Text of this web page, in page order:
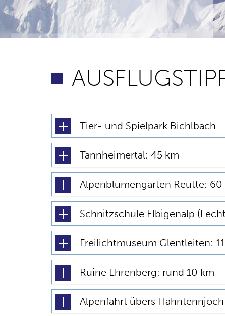
Tier- und Spielpark Bichlbach
Tannheimertal: 45 km
Alpenblumengarten Reutte: 60
Schnitzschule Elbigenalp
Freilichtmuseum Glentleiten:
Ruine Ehrenberg: rund 10 km
Alpenfahrt übers